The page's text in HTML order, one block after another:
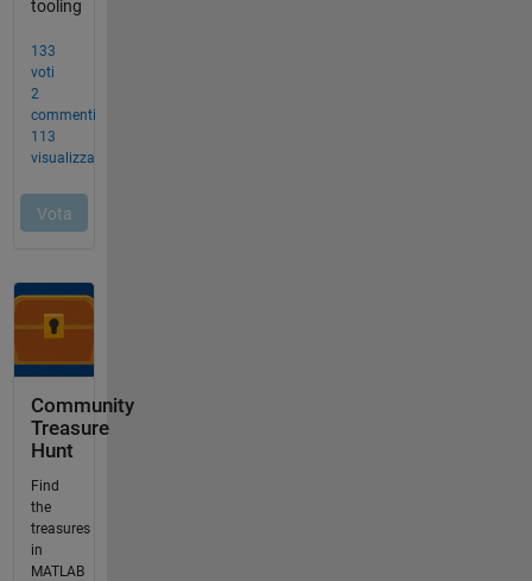
Community
Treasure
Hunt
Find
the
treasures
in
MATLAB